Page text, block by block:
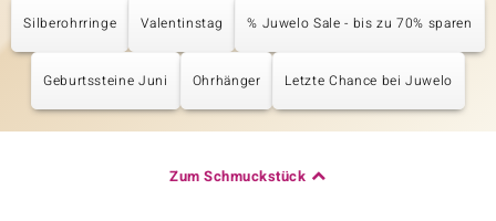
Silberohrringe Valentinstag % Juwelo Sale - bis zu 70% sparen
Geburtssteine Juni Ohrhänger Letzte Chance bei Juwelo
Zum Schmuckstück